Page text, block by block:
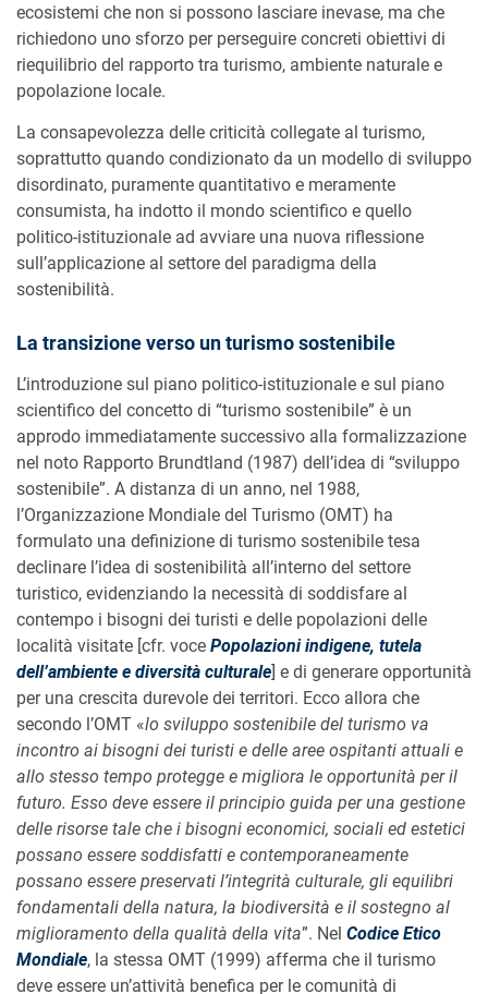
ecosistemi che non si possono lasciare inevase, ma che
richiedono uno sforzo per perseguire concreti obiettivi di
riequilibrio del rapporto tra turismo, ambiente naturale e
popolazione locale.
La consapevolezza delle criticità collegate al turismo,
soprattutto quando condizionato da un modello di sviluppo
disordinato, puramente quantitativo e meramente
consumista, ha indotto il mondo scientifico e quello
politico-istituzionale ad avviare una nuova riflessione
sull’applicazione al settore del paradigma della
sostenibilità.
La transizione verso un turismo sostenibile
L’introduzione sul piano politico-istituzionale e sul piano
scientifico del concetto di “turismo sostenibile” è un
approdo immediatamente successivo alla formalizzazione
nel noto Rapporto Brundtland (1987) dell’idea di “sviluppo
sostenibile”. A distanza di un anno, nel 1988,
l’Organizzazione Mondiale del Turismo (OMT) ha
formulato una definizione di turismo sostenibile tesa
declinare l’idea di sostenibilità all’interno del settore
turistico, evidenziando la necessità di soddisfare al
contempo i bisogni dei turisti e delle popolazioni delle
località visitate [cfr. voce Popolazioni indigene, tutela
dell’ambiente e diversità culturale] e di generare opportunità
per una crescita durevole dei territori. Ecco allora che
secondo l’OMT «lo sviluppo sostenibile del turismo va
incontro ai bisogni dei turisti e delle aree ospitanti attuali e
allo stesso tempo protegge e migliora le opportunità per il
futuro. Esso deve essere il principio guida per una gestione
delle risorse tale che i bisogni economici, sociali ed estetici
possano essere soddisfatti e contemporaneamente
possano essere preservati l’integrità culturale, gli equilibri
fondamentali della natura, la biodiversità e il sostegno al
miglioramento della qualità della vita”. Nel Codice Etico
Mondiale, la stessa OMT (1999) afferma che il turismo
deve essere un’attività benefica per le comunità di